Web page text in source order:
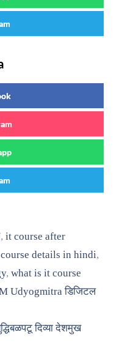
,it course after
details in hindi,
, what is it course
Udyogmitra डिजिटल
दिव्या देशमुख